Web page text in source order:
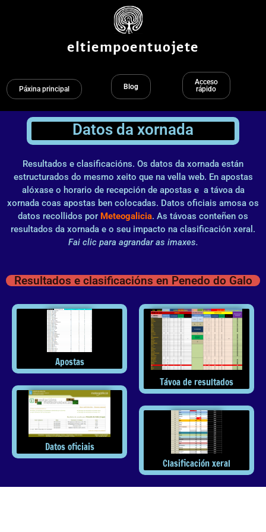
eltiempoentuojete
Páxina principal Blog
Acceso
rápido
Datos da xornada
Resultados e clasificacións. Os datos da xornada están
estructurados do mesmo xeito que na vella web. En apostas
alóxase o horario de recepción de apostas e a távoa da
xornada coas apostas ben colocadas. Datos oficiais amosa os
datos recollidos por Meteogalicia. As távoas conteñen os
resultados da xornada e o seu impacto na clasificación xeral.
Fai clic para agrandar as imaxes.
Resultados e clasificacións en Penedo do Galo
Apostas
Datos oficiais
Távoa de resultados
Clasificación xeral